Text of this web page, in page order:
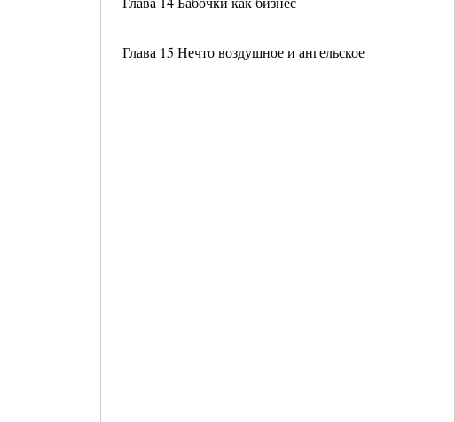
Глава 15 Нечто воздушное и ангельское